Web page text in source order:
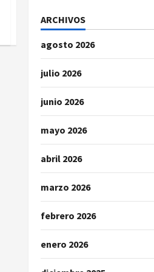
ARCHIVOS
agosto 2026
julio 2026
junio 2026
mayo 2026
abril 2026
marzo 2026
febrero 2026
enero 2026